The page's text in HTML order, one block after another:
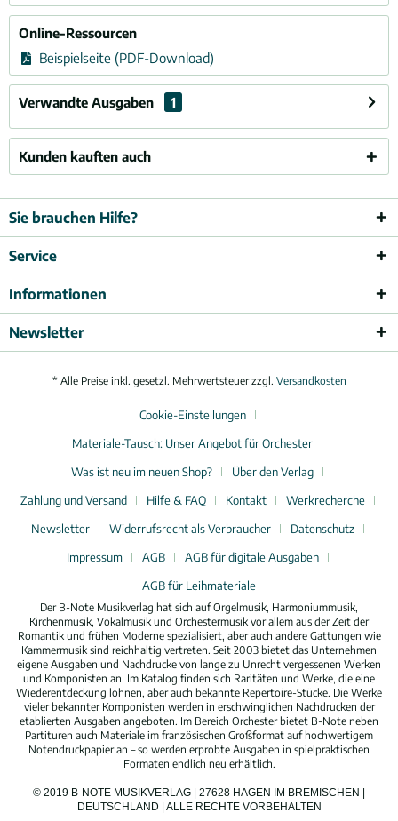
Online-Ressourcen
Beispielseite (PDF-Download)
Verwandte Ausgaben 1
Kunden kauften auch
Sie brauchen Hilfe?
Service
Informationen
Newsletter
* Alle Preise inkl. gesetzl. Mehrwertsteuer zzgl. Versandkosten
Cookie-Einstellungen
Materiale-Tausch: Unser Angebot für Orchester
Was ist neu im neuen Shop?
Über den Verlag
Zahlung und Versand
Hilfe & FAQ Kontakt
Werkrecherche
Newsletter
Widerrufsrecht als Verbraucher
Datenschutz
Impressum
AGB
AGB für digitale Ausgaben
AGB für Leihmateriale
Der B-Note Musikverlag hat sich auf Orgelmusik, Harmoniummusik,
Kirchenmusik, Vokalmusik und Orchestermusik vor allem aus der Zeit der
Romantik und frühen Moderne spezialisiert, aber auch andere Gattungen wie
Kammermusik sind reichhaltig vertreten. Seit 2003 bietet das Unternehmen
eigene Ausgaben und Nachdrucke von lange zu Unrecht vergessenen Werken
und Komponisten an. Im Katalog finden sich Raritäten und Werke, die eine
Wiederentdeckung lohnen, aber auch bekannte Repertoire-Stücke. Die Werke
vieler bekannter Komponisten werden in erschwinglichen Nachdrucken der
etablierten Ausgaben angeboten. Im Bereich Orchester bietet B-Note neben
Partituren auch Materiale im französischen Großformat auf hochwertigem
Notendruckpapier an – so werden erprobte Ausgaben in spielpraktischen
Formaten endlich neu erhältlich.
© 2019 B-NOTE MUSIKVERLAG | 27628 HAGEN IM BREMISCHEN |
DEUTSCHLAND | ALLE RECHTE VORBEHALTEN